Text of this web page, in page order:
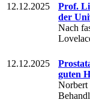
12.12.2025
Prof.
der
Nach
12.12.2025
guten
Norbert